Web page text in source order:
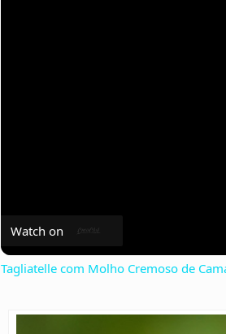
Watch on
Tagliatelle com Molho Cremoso de